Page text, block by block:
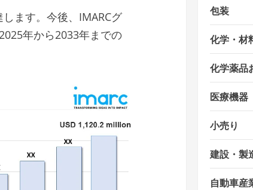
ます。今後、IMARCグ
年から2033年までの
包装
化学・材
化学薬品
医療機器
小売り
建設・製
自動車産